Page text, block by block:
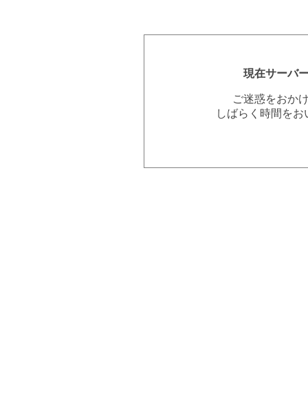
現在サーバ
ご迷惑をおか
しばらく時間を